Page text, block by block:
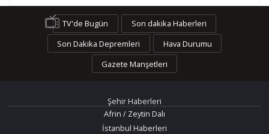
TV'de Bugün
Son dakika Haberleri
Son Dakika Depremleri
Hava Durumu
Gazete Manşetleri
Şehir Haberleri
Afrin / Zeytin Dalı
İstanbul Haberleri